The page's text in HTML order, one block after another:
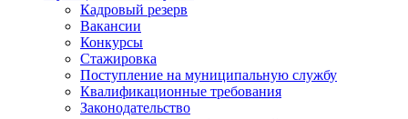
Кадровый резерв
Вакансии
Конкурсы
Стажировка
Поступление на муниципальную службу
Квалификационные требования
Законодательство